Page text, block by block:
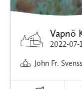
Vapnö
2022-07-
John Fr.